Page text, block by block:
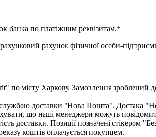
банка по платіжним реквізитам.*
рахунок фізичної особи-
по місту Харкову. Замовлення зроблений
службою доставки "Нова Пошта".
що наші менеджери можуть
доставки. Позиції позначені стікером
коштів оплачується покупцем.